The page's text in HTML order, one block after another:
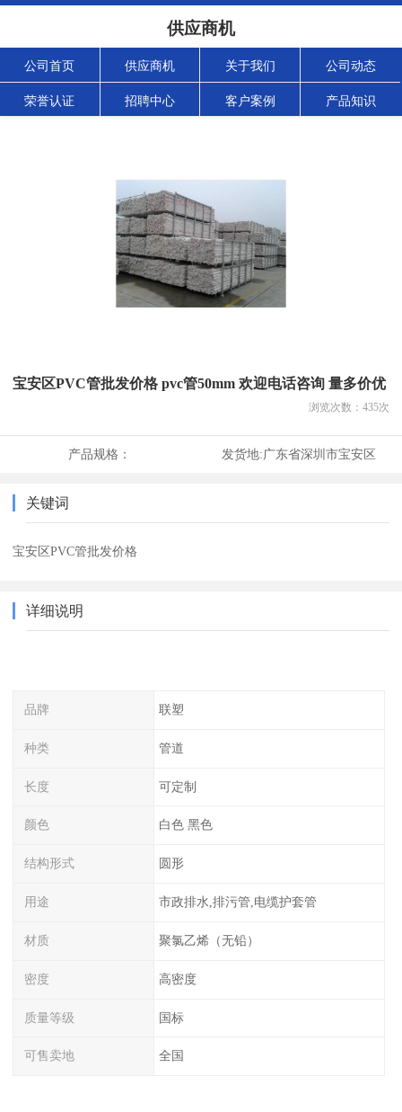
供应商机
公司首页 供应商机 关于我们 公司动态
荣誉认证 招聘中心 客户案例 产品知识
宝安区PVC管批发价格 pvc管50mm 欢迎电话咨询 量多价优
浏览次数： 435次
产品规格： 发货地:广东省深圳市宝安区
关键词
宝安区PVC管批发价格
详细说明
品牌 联塑
种类 管道
长度 可定制
颜色 白色 黑色
结构形式 圆形
用途 市政排水,排污管,电缆护套管
材质 聚氯乙烯（无铅）
密度 高密度
质量等级 国标
可售卖地 全国